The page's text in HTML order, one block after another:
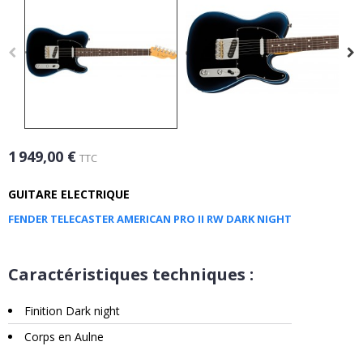
1 949,00 € TTC
GUITARE ELECTRIQUE
FENDER TELECASTER AMERICAN PRO II RW DARK NIGHT
Caractéristiques techniques :
Finition Dark night
Corps en Aulne